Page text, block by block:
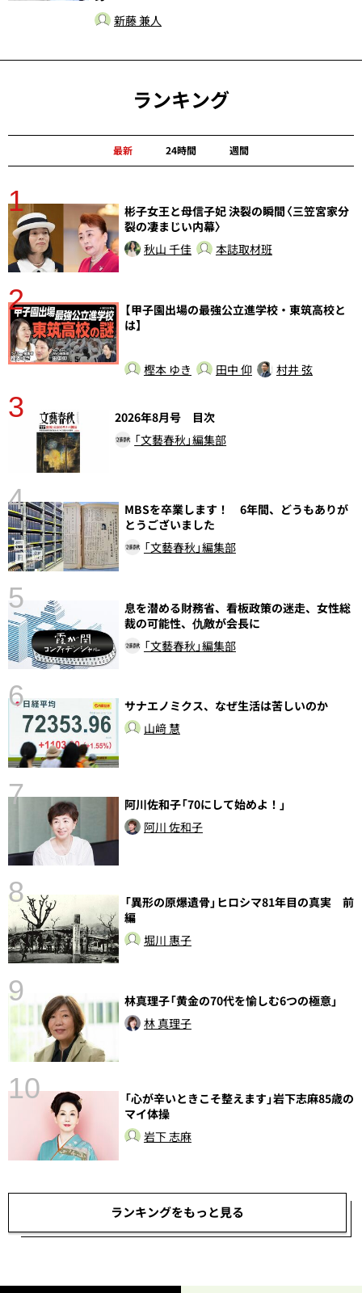
新藤 兼人
ランキング
最新 24時間 週間
1
彬子女王と母信子妃 決裂の瞬間〈三笠宮家分
裂の凄まじい内幕〉
秋山 千佳
本誌取材班
2
【甲子園出場の最強公立進学校・東筑高校と
は】
樫本 ゆき 田中 仰 村井 弦
3
2026年8月号 目次
「文藝春秋」編集部
4
MBSを卒業します！ 6年間、どうもありが
とうございました
「文藝春秋」編集部
5
息を潜める財務省、看板政策の迷走、女性総
裁の可能性、仇敵が会長に
「文藝春秋」編集部
6
サナエノミクス、なぜ生活は苦しいのか
山﨑 慧
7
阿川佐和子「70にして始めよ！」
阿川 佐和子
8
「異形の原爆遺骨」ヒロシマ81年目の真実 前
編
堀川 惠子
9
林真理子「黄金の70代を愉しむ6つの極意」
林 真理子
10
「心が辛いときこそ整えます」岩下志麻85歳の
マイ体操
岩下 志麻
ランキングをもっと見る